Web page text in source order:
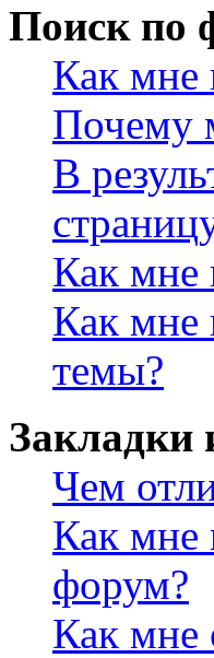
Поиск по
Как мне
Почему
В
Как мне
Как мне
темы?
Закладки
Чем
Как мне
форум?
Как мне